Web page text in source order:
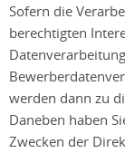
Sofern die
berechtigten
werden dann zu
Daneben haben
Zwecken der